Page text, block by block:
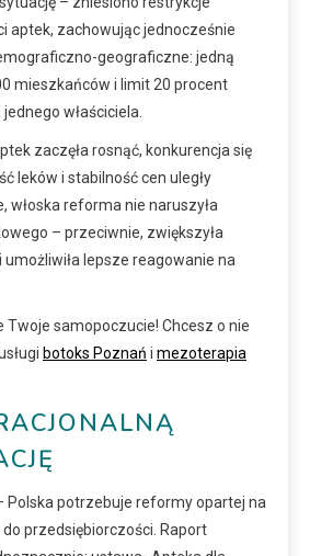
aptek, zachowując jednocześnie
geograficzne: jedną
mieszkańców i limit 20 procent
właściciela.
zaczęła rosnąć, konkurencja się
leków i stabilność cen uległy
włoska reforma nie naruszyła
– przeciwnie, zwiększyła
lepsze reagowanie na
Twoje samopoczucie! Chcesz o nie
botoks Poznań i mezoterapia
Polska potrzebuje reformy opartej na
przedsiębiorczości. Raport